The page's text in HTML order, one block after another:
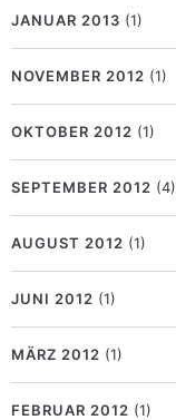
JANUAR 2013 (1)
NOVEMBER 2012 (1)
OKTOBER 2012 (1)
SEPTEMBER 2012 (4)
AUGUST 2012 (1)
JUNI 2012 (1)
MÄRZ 2012 (1)
FEBRUAR 2012 (1)